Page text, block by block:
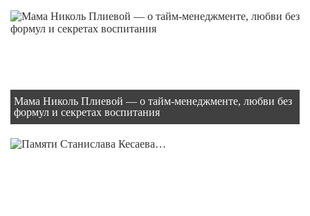
Мама Николь Плиевой — о тайм-менеджменте, любви без
формул и секретах воспитания